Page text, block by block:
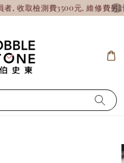
收取檢測費3500元, 維修費另計!